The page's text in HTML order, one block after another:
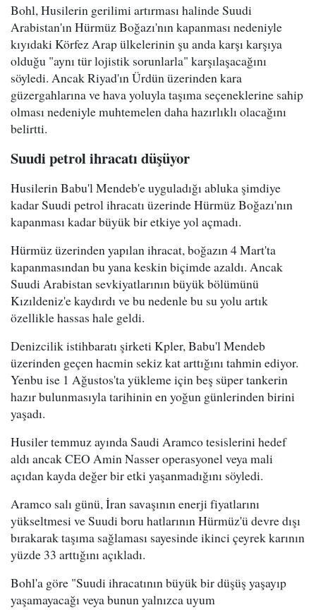
Bohl, Husilerin gerilimi artırması halinde Suudi
Arabistan'ın Hürmüz Boğazı'nın kapanması nedeniyle
kıyıdaki Körfez Arap ülkelerinin şu anda karşı karşıya
olduğu "aynı tür lojistik sorunlarla" karşılaşacağını
söyledi. Ancak Riyad'ın Ürdün üzerinden kara
güzergahlarına ve hava yoluyla taşıma seçeneklerine sahip
olması nedeniyle muhtemelen daha hazırlıklı olacağını
belirtti.
Suudi petrol ihracatı düşüyor
Husilerin Babu'l Mendeb'e uyguladığı abluka şimdiye
kadar Suudi petrol ihracatı üzerinde Hürmüz Boğazı'nın
kapanması kadar büyük bir etkiye yol açmadı.
Hürmüz üzerinden yapılan ihracat, boğazın 4 Mart'ta
kapanmasından bu yana keskin biçimde azaldı. Ancak
Suudi Arabistan sevkiyatlarının büyük bölümünü
Kızıldeniz'e kaydırdı ve bu nedenle bu su yolu artık
özellikle hassas hale geldi.
Denizcilik istihbaratı şirketi Kpler, Babu'l Mendeb
üzerinden geçen hacmin sekiz kat arttığını tahmin ediyor.
Yenbu ise 1 Ağustos'ta yükleme için beş süper tankerin
hazır bulunmasıyla tarihinin en yoğun günlerinden birini
yaşadı.
Husiler temmuz ayında Saudi Aramco tesislerini hedef
aldı ancak CEO Amin Nasser operasyonel veya mali
açıdan kayda değer bir etki yaşanmadığını söyledi.
Aramco salı günü, İran savaşının enerji fiyatlarını
yükseltmesi ve Suudi boru hatlarının Hürmüz'ü devre dışı
bırakarak taşıma sağlaması sayesinde ikinci çeyrek karının
yüzde 33 arttığını açıkladı.
Bohl'a göre "Suudi ihracatının büyük bir düşüş yaşayıp
yaşamayacağı veya bunun yalnızca uyum